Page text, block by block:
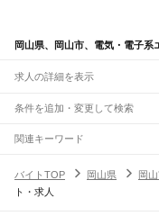
岡山県、岡山市、電気・電子系
求人の詳細を表示
条件を追加・変更して検索
市区町村を追加・変更
岡山県すべて
岡山市
駅を追加・変更
職種を追加・変更
関連キーワード
岡山県 エンジニアリング・
岡山県 岡山市 建築 設計関連
バイトTOP 岡山県 岡
ト・求人